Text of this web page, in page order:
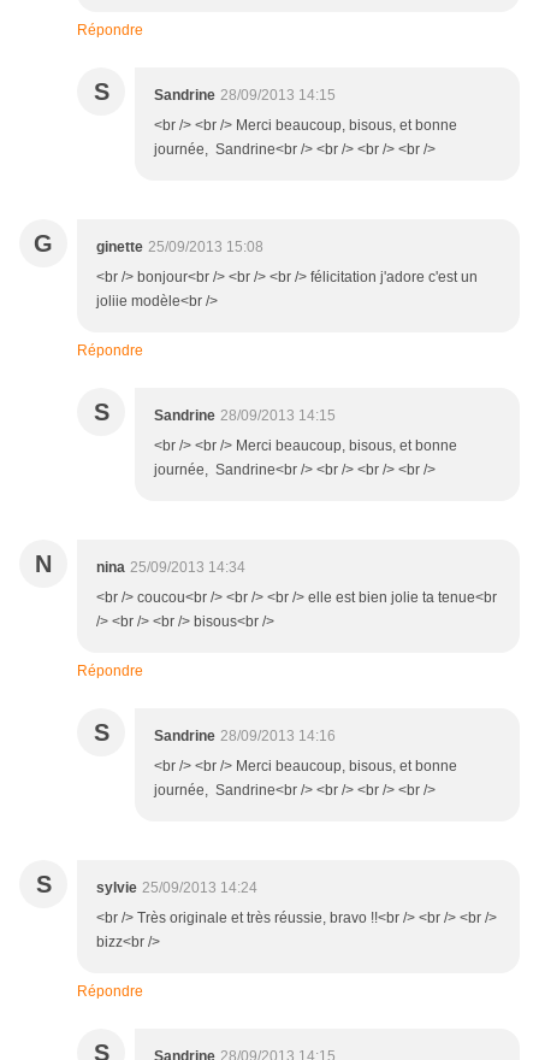
Répondre
S Sandrine 28/09/2013 14:15
<br /> <br /> Merci beaucoup, bisous, et bonne
journée, Sandrine<br /> <br /> <br /> <br />
G ginette 25/09/2013 15:08
<br /> bonjour<br /> <br /> <br /> félicitation j'adore c'est un
joliie modèle<br />
Répondre
S Sandrine 28/09/2013 14:15
<br /> <br /> Merci beaucoup, bisous, et bonne
journée, Sandrine<br /> <br /> <br /> <br />
N nina 25/09/2013 14:34
<br /> coucou<br /> <br /> <br /> elle est bien jolie ta tenue<br
/> <br /> <br /> bisous<br />
Répondre
S Sandrine 28/09/2013 14:16
<br /> <br /> Merci beaucoup, bisous, et bonne
journée, Sandrine<br /> <br /> <br /> <br />
S sylvie 25/09/2013 14:24
<br /> Très originale et très réussie, bravo !!<br /> <br /> <br />
bizz<br />
Répondre
S Sandrine 28/09/2013 14:15